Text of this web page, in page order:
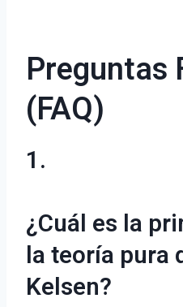
Preguntas
(FAQ)
1.
¿Cuál es la
la teoría pura
Kelsen?